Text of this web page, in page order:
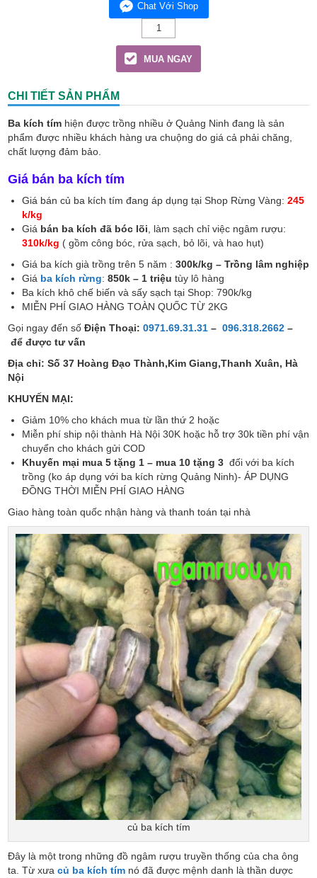
Chat Với Shop
kích
Quảng
Ninh
Mua
5
MUA NGAY
CHI TIẾT SẢN PHẨM
Ba kích tím hiện được trồng nhiều ở Quảng Ninh đang là sản
phẩm được nhiều khách hàng ưa chuộng do giá cả phải chăng,
chất lượng đảm bảo.
Giá bán ba kích tím
Giá bán củ ba kích tím đang áp dụng tại Shop Rừng Vàng: 245
k/kg
Giá bán ba kích đã bóc lõi , làm sạch chỉ việc ngâm rượu:
310k/kg ( gồm công bóc, rửa sạch, bỏ lõi, và hao hụt)
Giá ba kích già trồng trên 5 năm : 300k/kg – Trồng lâm nghiệp
Giá ba kích rừng: 850k – 1 triệu tùy lô hàng
Ba kích khô chế biến và sấy sạch tại Shop: 790k/kg
MIỄN PHÍ GIAO HÀNG TOÀN QUỐC TỪ 2KG
Gọi ngay đến số Điện Thoại: 0971.69.31.31 – 096.318.2662 –
để được tư vấn
Địa chỉ: Số 37 Hoàng Đạo Thành,Kim Giang,Thanh Xuân, Hà
Nội
KHUYẾN MẠI:
Giảm 10% cho khách mua từ lần thứ 2 hoặc
Miễn phí ship nội thành Hà Nội 30K hoặc hỗ trợ 30k tiền phí vận
chuyển cho khách gửi COD
Khuyến mại mua 5 tặng 1 – mua 10 tặng 3 đối với ba kích
trồng (ko áp dụng với ba kích rừng Quảng Ninh)- ÁP DỤNG
ĐỒNG THỜI MIỄN PHÍ GIAO HÀNG
Giao hàng toàn quốc nhận hàng và thanh toán tại nhà
củ ba kích tím
Đây là một trong những đồ ngâm rượu truyền thống của cha ông
ta. Từ xưa củ ba kích tím nó đã được mệnh danh là thần dược